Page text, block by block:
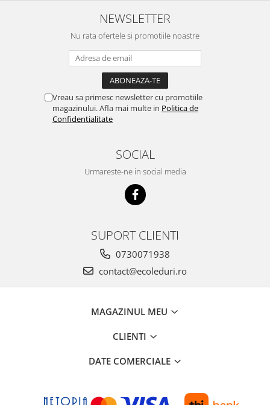
NEWSLETTER
Nu rata ofertele si promotiile noastre
Vreau sa primesc newsletter cu promotiile
magazinului. Afla mai multe in Politica de
Confidentialitate
SOCIAL
Urmareste-ne in social media
SUPORT CLIENTI
0730071938
contact@ecoleduri.ro
MAGAZINUL MEU
CLIENTI
DATE COMERCIALE